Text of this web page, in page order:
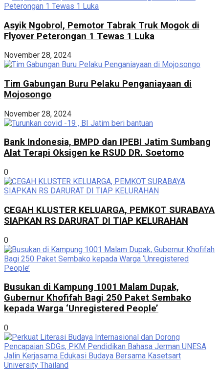
Asyik Ngobrol, Pemotor Tabrak Truk Mogok di
Flyover Peterongan 1 Tewas 1 Luka
November 28, 2024
Tim Gabungan Buru Pelaku Penganiayaan di
Mojosongo
November 28, 2024
Bank Indonesia, BMPD dan IPEBI Jatim Sumbang
Alat Terapi Oksigen ke RSUD DR. Soetomo
0
CEGAH KLUSTER KELUARGA, PEMKOT SURABAYA
SIAPKAN RS DARURAT DI TIAP KELURAHAN
0
Busukan di Kampung 1001 Malam Dupak,
Gubernur Khofifah Bagi 250 Paket Sembako
kepada Warga ‘Unregistered People’
0